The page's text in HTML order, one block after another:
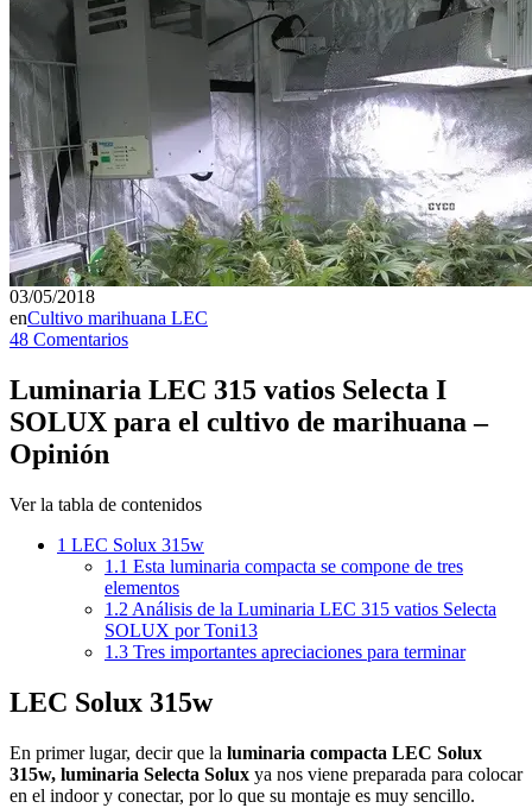
03/05/2018
enCultivo marihuana LEC
48 Comentarios
Luminaria LEC 315 vatios Selecta I
SOLUX para el cultivo de marihuana –
Opinión
Ver la tabla de contenidos
1 LEC Solux 315w
1.1 Esta luminaria compacta se compone de tres
elementos
1.2 Análisis de la Luminaria LEC 315 vatios Selecta
SOLUX por Toni13
1.3 Tres importantes apreciaciones para terminar
LEC Solux 315w
En primer lugar, decir que la luminaria compacta LEC Solux
315w, luminaria Selecta Solux ya nos viene preparada para colocar
en el indoor y conectar, por lo que su montaje es muy sencillo.